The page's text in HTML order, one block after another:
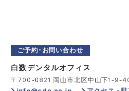
ご予約･お問い合わせ
白数デンタルオフィス
〒700-0821 岡山市北区中山下1-9-